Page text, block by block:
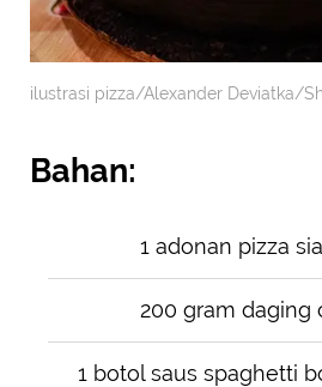
ilustrasi pizza/Alexander Deviatka/
Bahan:
1 adonan pizza
200 gram daging
1 botol saus spaghetti